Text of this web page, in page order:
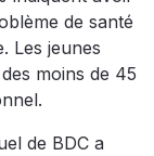
de santé
Les jeunes
moins de 45
de BDC a